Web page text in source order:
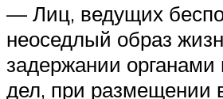
— Лиц, ведущих
неоседлый образ
задержании органами
дел, при размещении